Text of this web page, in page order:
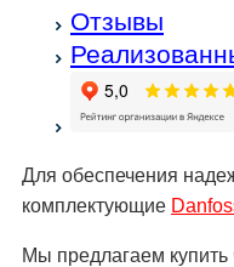
Отзывы
Для обеспечения
комплектующие
Мы предлагаем